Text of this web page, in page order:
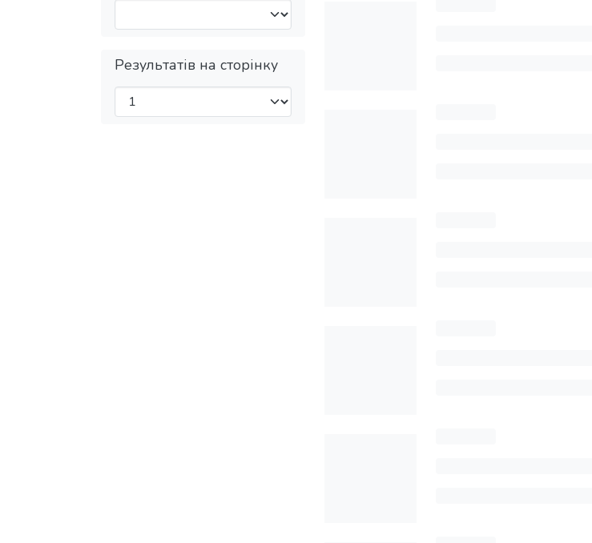
Результатів на сторінку